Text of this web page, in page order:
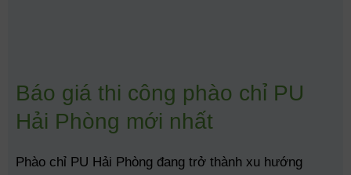
Báo giá thi công phào chỉ PU
Hải Phòng mới nhất
Phào chỉ PU Hải Phòng đang trở thành xu hướng